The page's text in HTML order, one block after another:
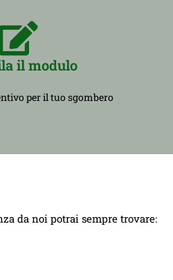
il modulo
per il tuo sgombero
da noi potrai sempre trovare: